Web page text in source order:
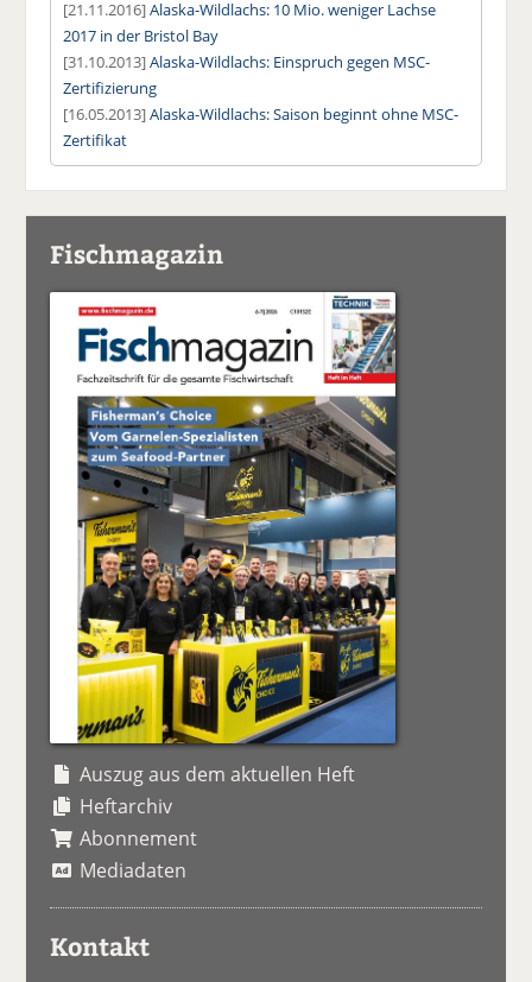
[21.11.2016]Alaska-Wildlachs: 10 Mio. weniger Lachse
2017 in der Bristol Bay
[31.10.2013]Alaska-Wildlachs: Einspruch gegen MSC-
Zertifizierung
[16.05.2013]Alaska-Wildlachs: Saison beginnt ohne MSC-
Zertifikat
Fischmagazin
Auszug aus dem aktuellen Heft
Heftarchiv
Abonnement
Mediadaten
Kontakt